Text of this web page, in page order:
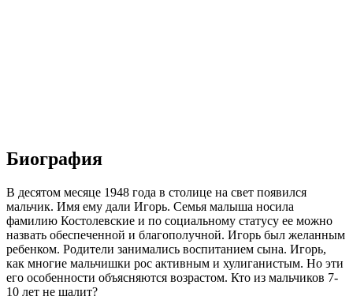
Биография
В десятом месяце 1948 года в столице на свет появился
мальчик. Имя ему дали Игорь. Семья малыша носила
фамилию Костолевские и по социальному статусу ее можно
назвать обеспеченной и благополучной. Игорь был желанным
ребенком. Родители занимались воспитанием сына. Игорь,
как многие мальчишки рос активным и хулиганистым. Но эти
его особенности объясняются возрастом. Кто из мальчиков 7-
10 лет не шалит?